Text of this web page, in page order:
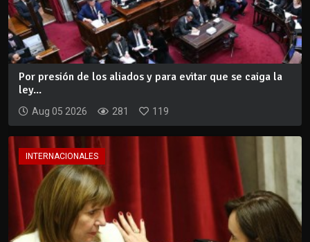
Por presión de los aliados y para evitar que se caiga la
ley...
Aug 05 2026 281 119
INTERNACIONALES